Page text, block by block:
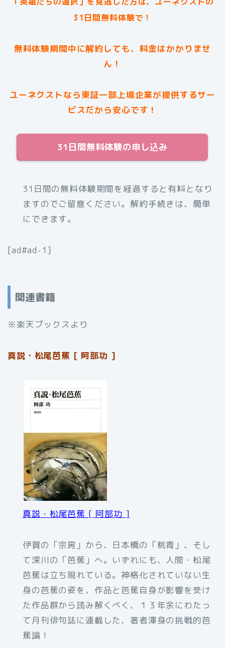
31日間無料体験で！
無料体験期間中に解約しても、料金はかかりませ
ん！
ユーネクストなら東証一部上場企業が提供するサー
ビスだから安心です！
31日間無料体験の申し込み
31日間の無料体験期間を経過すると有料となり
ますのでご留意ください。解約手続きは、簡単
にできます。
[ad#ad-1]
関連書籍
※楽天ブックスより
真説・松尾芭蕉 [ 阿部功 ]
真説・松尾芭蕉 [ 阿部功 ]
伊賀の「宗房」から、日本橋の「桃青」、そし
て深川の「芭蕉」へ。いずれにも、人間・松尾
芭蕉は立ち現れている。神格化されていない生
身の芭蕉の姿を、作品と芭蕉自身が影響を受け
た作品群から読み解くべく、１３年余にわたっ
て月刊俳句誌に連載した、著者渾身の挑戦的芭
蕉論！